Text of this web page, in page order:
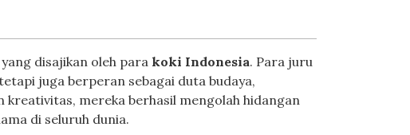
disajikan oleh para koki Indonesia. Para juru
juga berperan sebagai duta budaya,
mereka berhasil mengolah hidangan
di seluruh dunia.